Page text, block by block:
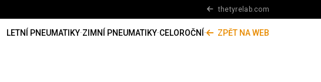
thetyrelab.com
LETNÍ PNEUMATIKY·ZIMNÍ PNEUMATIKY·CELOROČNÍ · ZPĚT NA WEB